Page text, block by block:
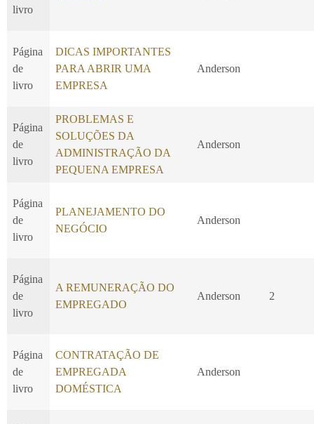
livro
Página
de
livro
DICAS IMPORTANTES
PARA ABRIR UMA
EMPRESA
Anderson
Página
de
livro
PROBLEMAS E
SOLUÇÕES DA
ADMINISTRAÇÃO DA
PEQUENA EMPRESA
Anderson
Página
de
livro
PLANEJAMENTO DO
NEGÓCIO
Anderson
Página
de
livro
A REMUNERAÇÃO DO
EMPREGADO
Anderson 2
Página
de
livro
CONTRATAÇÃO DE
EMPREGADA
DOMÉSTICA
Anderson